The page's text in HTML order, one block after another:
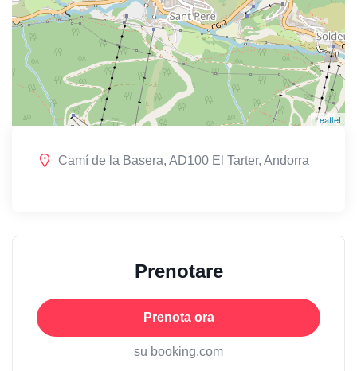
Leaflet
Camí de la Basera, AD100 El Tarter, Andorra
Prenotare
Prenota ora
su booking.com